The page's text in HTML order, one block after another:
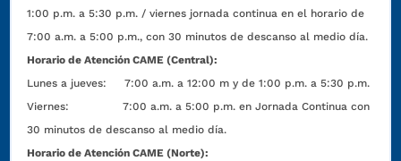
1:00 p.m. a 5:30 p.m. / viernes jornada continua en el horario de
7:00 a.m. a 5:00 p.m., con 30 minutos de descanso al medio día.
Horario de Atención CAME (Central):
Lunes a jueves: 7:00 a.m. a 12:00 m y de 1:00 p.m. a 5:30 p.m.
Viernes: 7:00 a.m. a 5:00 p.m. en Jornada Continua con
30 minutos de descanso al medio día.
Horario de Atención CAME (Norte):